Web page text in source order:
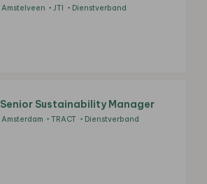
Amstelveen JTI Dienstverband
Senior Sustainability Manager
Amsterdam TRACT Dienstverband